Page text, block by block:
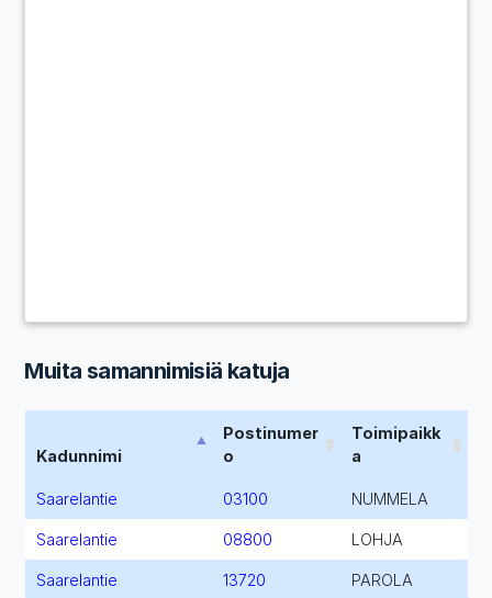
Muita samannimisiä katuja
Kadunnimi
Postinumer
o
Toimipaikk
a
Saarelantie 03100 NUMMELA
Saarelantie 08800 LOHJA
Saarelantie 13720 PAROLA